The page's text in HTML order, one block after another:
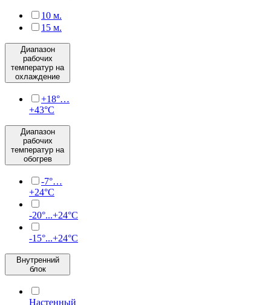
10 м.
15 м.
Диапазон
рабочих
температур на
охлаждение
+18°…
+43°C
Диапазон
рабочих
температур на
обогрев
-7°…
+24°C
-20°...+24°C
-15°...+24°C
Внутренний
блок
Настенный